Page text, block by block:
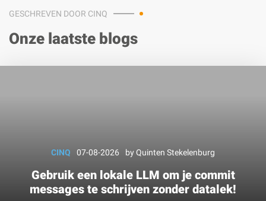
GESCHREVEN DOOR CINQ
Onze laatste blogs
CINQ 07-08-2026 byQuinten Stekelenburg
Gebruik een lokale LLM om je commit
messages te schrijven zonder datalek!